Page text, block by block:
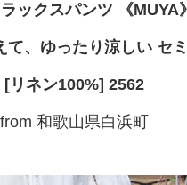
ックスパンツ 《MUYA
て、ゆったり涼しい セ
[リネン100%] 2562
from 和歌山県白浜町